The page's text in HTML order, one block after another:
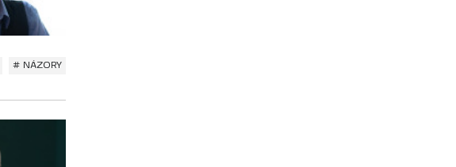
# NÁZORY